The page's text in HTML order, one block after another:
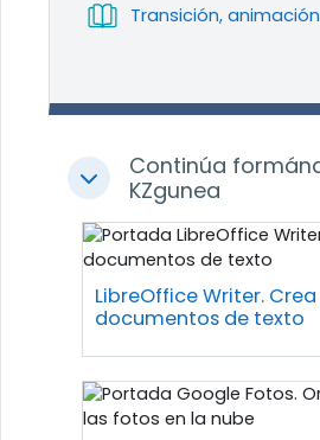
Transición,
Colapsar
Continúa
KZgunea
LibreOffice Writer.
documentos de texto